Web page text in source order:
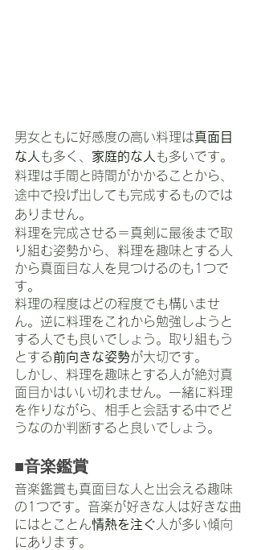
男女ともに好感度の高い料理は真面目
な人 も多く、 家庭的な人 も多いです。
料理は手間と時間がかかることから、
途中で投げ出しても完成するものでは
ありません。
料理を完成させる＝真剣に最後まで取
り組む姿勢から、料理を趣味とする人
から真面目な人を見つけるのも1つで
す。
料理の程度はどの程度でも構いませ
ん。逆に料理をこれから勉強しようと
する人でも良いでしょう。取り組もう
とする前向きな姿勢が大切です。
しかし、料理を趣味とする人が絶対真
面目かはいい切れません。一緒に料理
を作りながら、相手と会話する中でど
うなのか判断すると良いでしょう。
■音楽鑑賞
音楽鑑賞も真面目な人と出会える趣味
の1つです。音楽が好きな人は好きな曲
にはとことん情熱を注ぐ 人が多い傾向
にあります。